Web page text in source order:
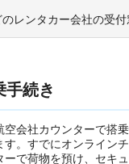
レンタカー会社の受付
手続き
会社カウンターで搭
。すでにオンライン
で荷物を預け、セキ